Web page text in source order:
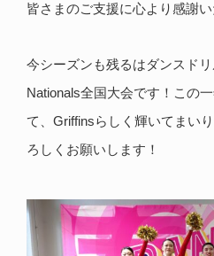
皆さまのご支援に心より感謝い
今シーズンも残るはダンスド
Nationals全国大会です！この
て、Griffinsらしく輝いてまい
ろしくお願いします！